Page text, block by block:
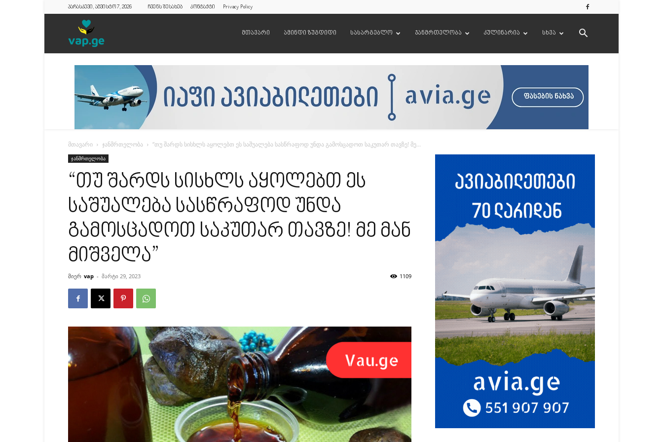
პარასკევი, აგვისტო 7, 2026 ჩვენს შესახებ კონტაქტი Privacy Policy
მთავარი ამინდი ზუგდიდი სასარგებლო ჯანმრთელობა კულინარია სხვა
მთავარი ჯანმრთელობა “თუ შარდს სისხლს აყოლებთ ეს საშუალება სასწრაფოდ უნდა გამოსცადოთ საკუთარ თავზე! მე...
ჯანმრთელობა
“თუ შარდს სისხლს აყოლებთ ეს
საშუალება სასწრაფოდ უნდა
გამოსცადოთ საკუთარ თავზე! მე მან
მიშველა”
მიერ vap - მარტი 29, 2023 1109